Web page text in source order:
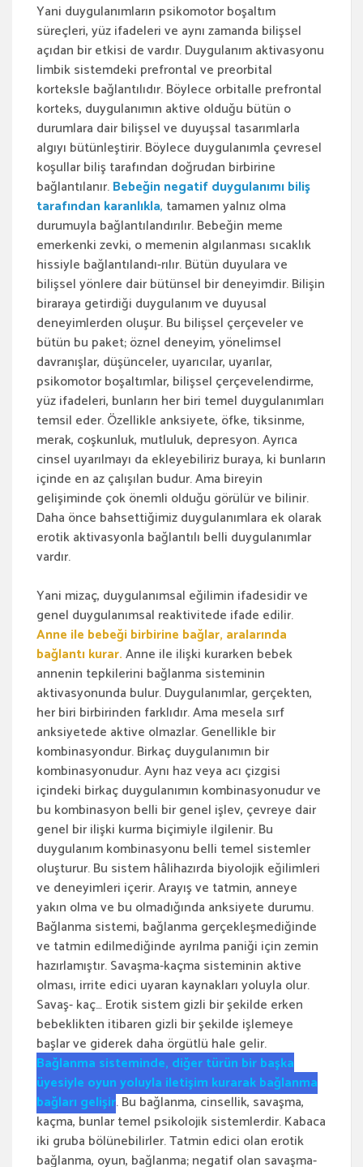
Yani duygulanımların psikomotor boşaltım
süreçleri, yüz ifadeleri ve aynı zamanda bilişsel
açıdan bir etkisi de vardır. Duygulanım aktivasyonu
limbik sistemdeki prefrontal ve preorbital
korteksle bağlantılıdır. Böylece orbitalle prefrontal
korteks, duygulanımın aktive olduğu bütün o
durumlara dair bilişsel ve duyuşsal tasarımlarla
algıyı bütünleştirir. Böylece duygulanımla çevresel
koşullar biliş tarafından doğrudan birbirine
bağlantılanır.Bebeğin negatif duygulanımı biliş
tarafından karanlıkla, tamamen yalnız olma
durumuyla bağlantılandırılır. Bebeğin meme
emerkenki zevki, o memenin algılanması sıcaklık
hissiyle bağlantılandı-rılır. Bütün duyulara ve
bilişsel yönlere dair bütünsel bir deneyimdir. Bilişin
biraraya getirdiği duygulanım ve duyusal
deneyimlerden oluşur. Bu bilişsel çerçeveler ve
bütün bu paket; öznel deneyim, yönelimsel
davranışlar, düşünceler, uyarıcılar, uyarılar,
psikomotor boşaltımlar, bilişsel çerçevelendirme,
yüz ifadeleri, bunların her biri temel duygulanımları
temsil eder. Özellikle anksiyete, öfke, tiksinme,
merak, coşkunluk, mutluluk, depresyon. Ayrıca
cinsel uyarılmayı da ekleyebiliriz buraya, ki bunların
içinde en az çalışılan budur. Ama bireyin
gelişiminde çok önemli olduğu görülür ve bilinir.
Daha önce bahsettiğimiz duygulanımlara ek olarak
erotik aktivasyonla bağlantılı belli duygulanımlar
vardır.
Yani mizaç, duygulanımsal eğilimin ifadesidir ve
genel duygulanımsal reaktivitede ifade edilir.
Anne ile bebeği birbirine bağlar, aralarında
bağlantı kurar.Anne ile ilişki kurarken bebek
annenin tepkilerini bağlanma sisteminin
aktivasyonunda bulur. Duygulanımlar, gerçekten,
her biri birbirinden farklıdır. Ama mesela sırf
anksiyetede aktive olmazlar. Genellikle bir
kombinasyondur. Birkaç duygulanımın bir
kombinasyonudur. Aynı haz veya acı çizgisi
içindeki birkaç duygulanımın kombinasyonudur ve
bu kombinasyon belli bir genel işlev, çevreye dair
genel bir ilişki kurma biçimiyle ilgilenir. Bu
duygulanım kombinasyonu belli temel sistemler
oluşturur. Bu sistem hâlihazırda biyolojik eğilimleri
ve deneyimleri içerir. Arayış ve tatmin, anneye
yakın olma ve bu olmadığında anksiyete durumu.
Bağlanma sistemi, bağlanma gerçekleşmediğinde
ve tatmin edilmediğinde ayrılma paniği için zemin
hazırlamıştır. Savaşma-kaçma sisteminin aktive
olması, irrite edici uyaran kaynakları yoluyla olur.
Savaş- kaç… Erotik sistem gizli bir şekilde erken
bebeklikten itibaren gizli bir şekilde işlemeye
başlar ve giderek daha örgütlü hale gelir.
Bağlanma sisteminde, diğer türün bir başka
üyesiyle oyun yoluyla iletişim kurarak bağlanma
bağları gelişir. Bu bağlanma, cinsellik, savaşma,
kaçma, bunlar temel psikolojik sistemlerdir. Kabaca
iki gruba bölünebilirler. Tatmin edici olan erotik
bağlanma, oyun, bağlanma; negatif olan savaşma-